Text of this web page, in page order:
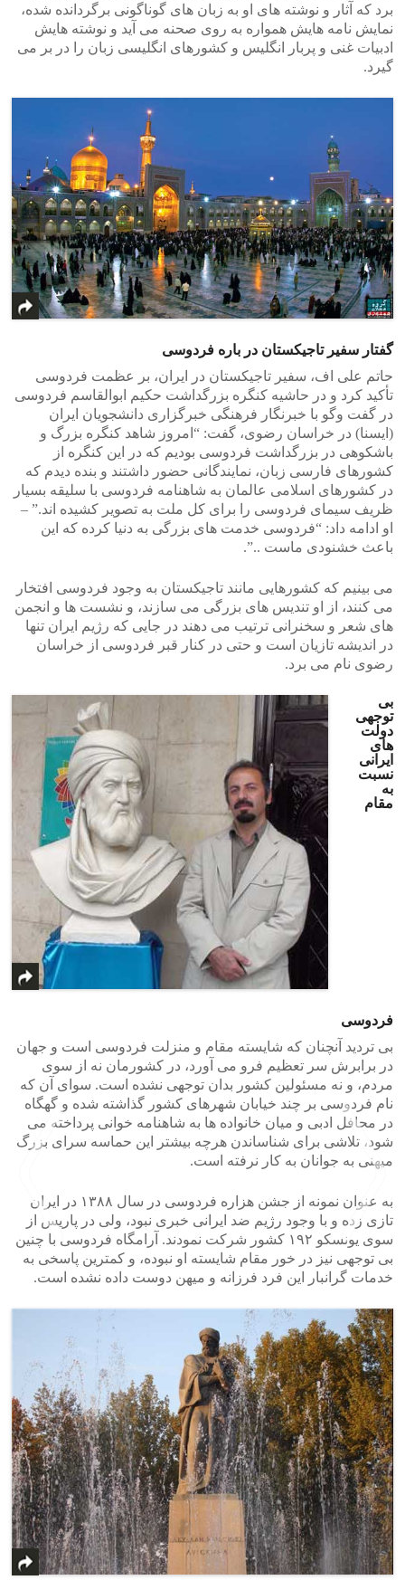
برد که آثار و نوشته های او به زبان های گوناگونی برگردانده شده،
نمایش نامه هایش همواره به روی صحنه می آید و نوشته هایش
ادبیات غنی و پربار انگلیس و کشورهای انگلیسی زبان را در بر می
گیرد.
گفتار سفیر تاجیکستان در باره فردوسی
حاتم علی اف، سفیر تاجیکستان در ایران، بر عظمت فردوسی
تأکید کرد و در حاشیه کنگره بزرگداشت حکیم ابوالقاسم فردوسی
در گفت وگو با خبرنگار فرهنگی خبرگزاری دانشجویان ایران
(ایسنا) در خراسان رضوی، گفت: “امروز شاهد کنگره بزرگ و
باشکوهی در بزرگداشت فردوسی بودیم که در این کنگره از
کشورهای فارسی زبان، نمایندگانی حضور داشتند و بنده دیدم که
در کشورهای اسلامی عالمان به شاهنامه فردوسی با سلیقه بسیار
ظریف سیمای فردوسی را برای کل ملت به تصویر کشیده اند.” –
او ادامه داد: “فردوسی خدمت های بزرگی به دنیا کرده که این
باعث خشنودی ماست ..”.
می بینیم که کشورهایی مانند تاجیکستان به وجود فردوسی افتخار
می کنند، از او تندیس های بزرگی می سازند، و نشست ها و انجمن
های شعر و سخنرانی ترتیب می دهند در جایی که رژیم ایران تنها
در اندیشه تازیان است و حتی در کنار قبر فردوسی از خراسان
رضوی نام می برد.
بی
توجهی
دولت
های
ایرانی
نسبت
به
مقام
فردوسی
بی تردید آنچنان که شایسته مقام و منزلت فردوسی است و جهان
در برابرش سر تعظیم فرو می آورد، در کشورمان نه از سوی
مردم، و نه مسئولین کشور بدان توجهی نشده است. سوای آن که
نام فردوسی بر چند خیابان شهرهای کشور گذاشته شده و گهگاه
در محافل ادبی و میان خانواده ها به شاهنامه خوانی پرداخته می
شود، تلاشی برای شناساندن هرچه بیشتر این حماسه سرای بزرگ
میهنی به جوانان به کار نرفته است.
به عنوان نمونه از جشن هزاره فردوسی در سال ۱۳۸۸ در ایران
تازی زده و با وجود رژیم ضد ایرانی خبری نبود، ولی در پاریس از
سوی یونسکو ۱۹۲ کشور شرکت نمودند. آرامگاه فردوسی با چنین
بی توجهی نیز در خور مقام شایسته او نبوده، و کمترین پاسخی به
خدمات گرانبار این فرد فرزانه و میهن دوست داده نشده است.
<
>